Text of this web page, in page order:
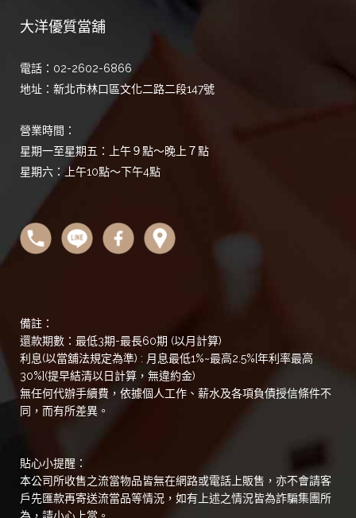
大洋優質當舖
電話：02-2602-6866
地址：新北市林口區文化二路二段147號
營業時間：
星期一至星期五：上午９點～晚上７點
星期六：上午10點～下午4點
備註：
還款期數：最低3期-最長60期 (以月計算)
利息(以當舖法規定為準) : 月息最低1%~最高2.5%[年利率最高
30%](提早結清以日計算，無違約金)
無任何代辦手續費，依據個人工作、薪水及各項負債授信條件不
同，而有所差異。
貼心小提醒：
本公司所收售之流當物品皆無在網路或電話上販售，亦不會請客
戶先匯款再寄送流當品等情況，如有上述之情況皆為詐騙集團所